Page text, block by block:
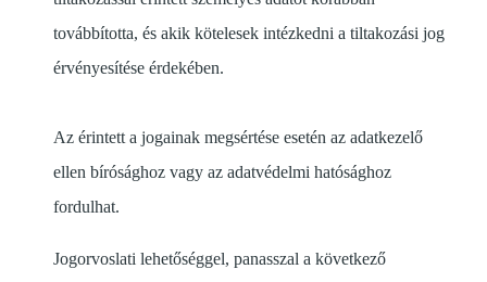
továbbította, és akik kötelesek intézkedni a tiltakozási jog
érvényesítése érdekében.
Az érintett a jogainak megsértése esetén az adatkezelő
ellen bírósághoz vagy az adatvédelmi hatósághoz
fordulhat.
Jogorvoslati lehetőséggel, panasszal a következő